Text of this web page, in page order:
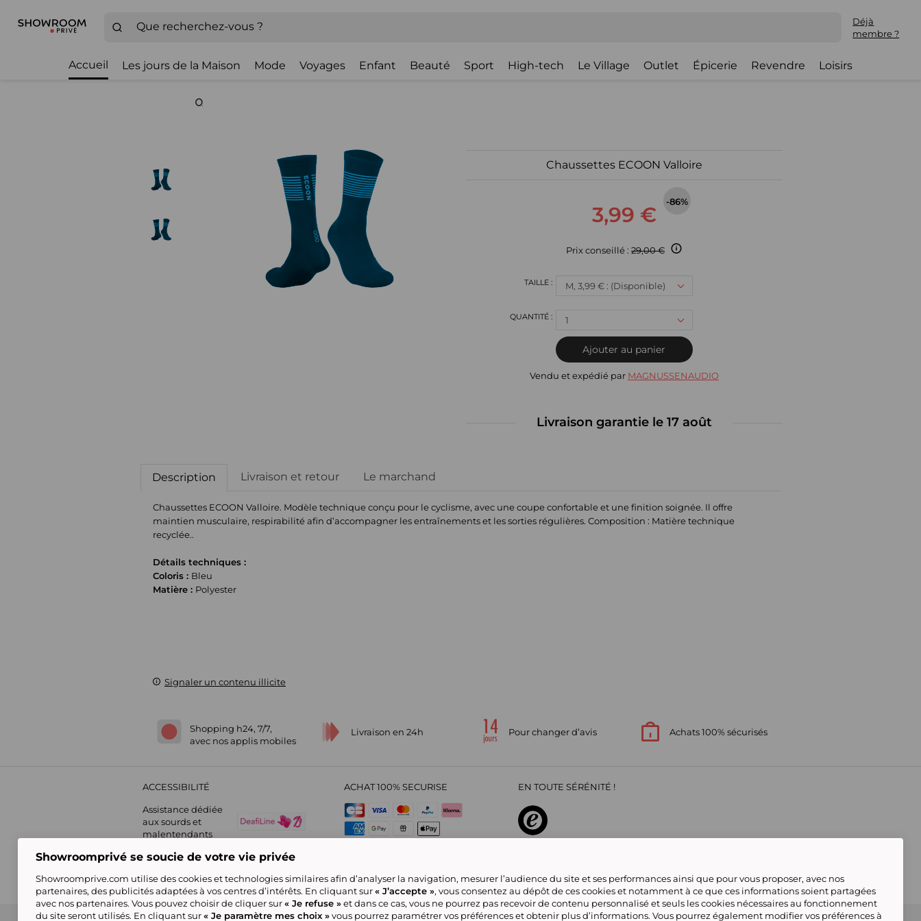
Déjà
membre ?
Accueil Les jours de la Maison Mode Voyages Enfant Beauté Sport High-tech Le Village Outlet Épicerie Revendre Loisirs
Chaussettes ECOON Valloire
3,99 €
-86%
Prix conseillé : 29,00 €
M, 3,99 € : (Disponible)
1
Ajouter au panier
Vendu et expédié par MAGNUSSENAUDIO
Livraison garantie le 17 août
Description Livraison et retour Le marchand
Chaussettes ECOON Valloire. Modèle technique conçu pour le cyclisme, avec une coupe confortable et une finition soignée. Il offre
maintien musculaire, respirabilité afin d’accompagner les entraînements et les sorties régulières. Composition : Matière technique
recyclée..
Détails techniques :
Coloris : Bleu
Matière : Polyester
Signaler un contenu illicite
Shopping h24, 7/7,
avec nos applis mobiles
Livraison en 24h Pour changer d’avis Achats 100% sécurisés
ACCESSIBILITÉ
Assistance dédiée
aux sourds et
malentendants
ACHAT 100% SECURISE EN TOUTE SÉRÉNITÉ !
Guide d'achat Showroomprive group CGV Politique de confidentialité Offre Partenaire Rejoignez-nous Nous contacter
Gérer mes cookies
Showroomprivé se soucie de votre vie privée
Showroomprive.com utilise des cookies et technologies similaires afin d’analyser la navigation, mesurer l’audience du site et ses performances ainsi que pour vous proposer, avec nos
partenaires, des publicités adaptées à vos centres d’intérêts. En cliquant sur« J’accepte », vous consentez au dépôt de ces cookies et notamment à ce que ces informations soient partagées
avec nos partenaires. Vous pouvez choisir de cliquer sur« Je refuse »et dans ce cas, vous ne pourrez pas recevoir de contenu personnalisé et seuls les cookies nécessaires au fonctionnement
du site seront utilisés. En cliquant sur« Je paramètre mes choix »vous pourrez paramétrer vos préférences et obtenir plus d’informations. Vous pourrez également modifier vos préférences à